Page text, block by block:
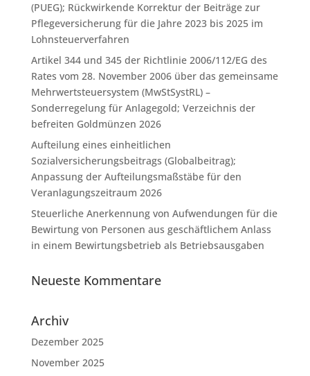
(PUEG); Rückwirkende Korrektur der Beiträge zur
Pflegeversicherung für die Jahre 2023 bis 2025 im
Lohnsteuerverfahren
Artikel 344 und 345 der Richtlinie 2006/112/EG des
Rates vom 28. November 2006 über das gemeinsame
Mehrwertsteuersystem (MwStSystRL) –
Sonderregelung für Anlagegold; Verzeichnis der
befreiten Goldmünzen 2026
Aufteilung eines einheitlichen
Sozialversicherungsbeitrags (Globalbeitrag);
Anpassung der Aufteilungsmaßstäbe für den
Veranlagungszeitraum 2026
Steuerliche Anerkennung von Aufwendungen für die
Bewirtung von Personen aus geschäftlichem Anlass
in einem Bewirtungsbetrieb als Betriebsausgaben
Neueste Kommentare
Archiv
Dezember 2025
November 2025